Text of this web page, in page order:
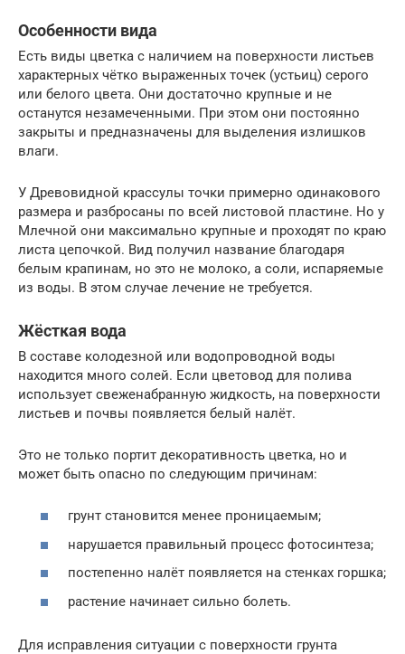
Особенности вида
Есть виды цветка с наличием на поверхности листьев
характерных чётко выраженных точек (устьиц) серого
или белого цвета. Они достаточно крупные и не
останутся незамеченными. При этом они постоянно
закрыты и предназначены для выделения излишков
влаги.
У Древовидной крассулы точки примерно одинакового
размера и разбросаны по всей листовой пластине. Но у
Млечной они максимально крупные и проходят по краю
листа цепочкой. Вид получил название благодаря
белым крапинам, но это не молоко, а соли, испаряемые
из воды. В этом случае лечение не требуется.
Жёсткая вода
В составе колодезной или водопроводной воды
находится много солей. Если цветовод для полива
использует свеженабранную жидкость, на поверхности
листьев и почвы появляется белый налёт.
Это не только портит декоративность цветка, но и
может быть опасно по следующим причинам:
грунт становится менее проницаемым;
нарушается правильный процесс фотосинтеза;
постепенно налёт появляется на стенках горшка;
растение начинает сильно болеть.
Для исправления ситуации с поверхности грунта